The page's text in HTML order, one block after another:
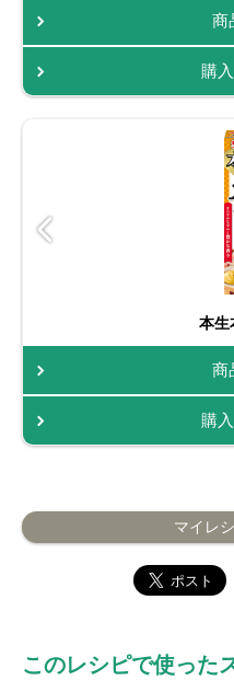
商
購
本生
商
購
マイレ
このレシピで使った